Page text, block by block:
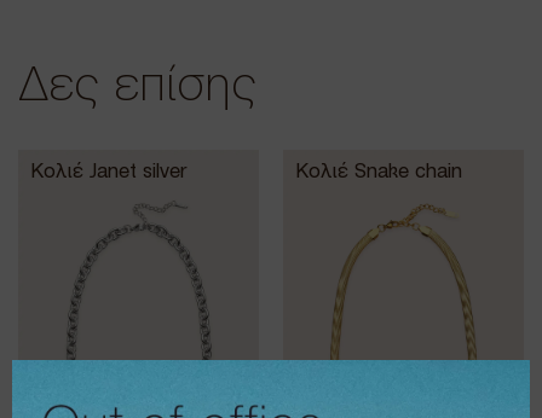
Δες επίσης
Κολιέ Janet silver Κολιέ Snake chain